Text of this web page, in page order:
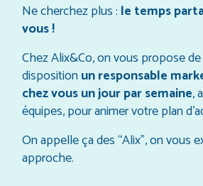
Ne cherchez plus : le temps
vous !
Chez Alix&Co, on vous propose
dispositionun responsable
chez vous un jour par semaine,
équipes, pour animer votre plan
On appelle ça des “Alix”, on vous
approche.